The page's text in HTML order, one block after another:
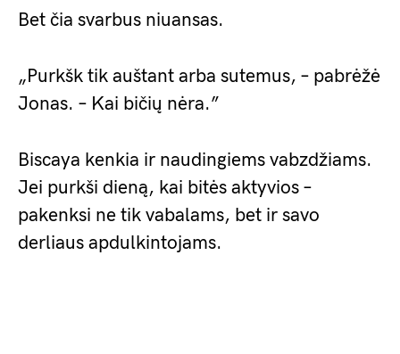
Bet čia svarbus niuansas.
„Purkšk tik auštant arba sutemus, – pabrėžė
Jonas. – Kai bičių nėra.”
Biscaya kenkia ir naudingiems vabzdžiams.
Jei purkši dieną, kai bitės aktyvios –
pakenksi ne tik vabalams, bet ir savo
derliaus apdulkintojams.